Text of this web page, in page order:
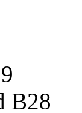
B28